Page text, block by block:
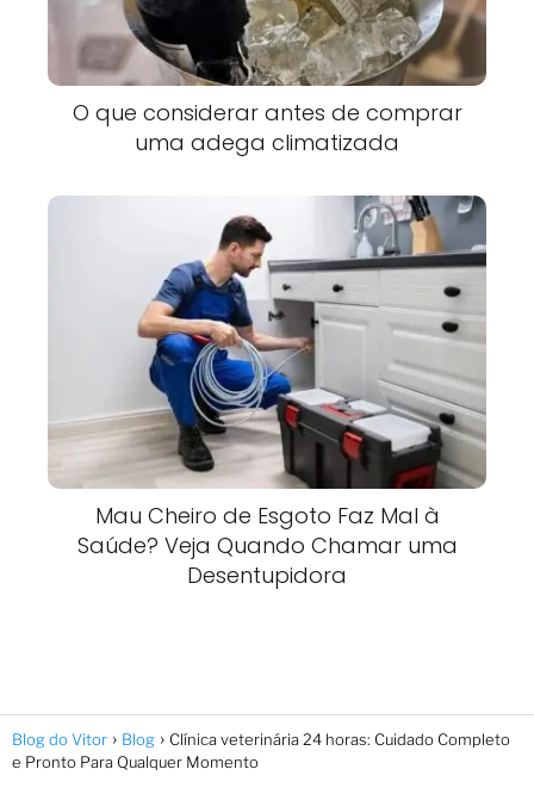
O que considerar antes de comprar
uma adega climatizada
Mau Cheiro de Esgoto Faz Mal à
Saúde? Veja Quando Chamar uma
Desentupidora
Blog do Vitor Blog
Clínica veterinária 24 horas: Cuidado Completo
e Pronto Para Qualquer Momento